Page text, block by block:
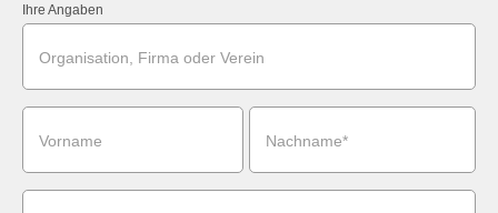
Ihre Angaben
Organisation, Firma oder Verein
Vorname Nachname*